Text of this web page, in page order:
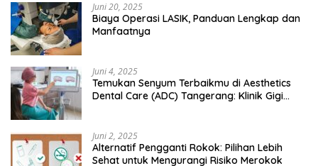
Juni 20, 2025
Biaya Operasi LASIK, Panduan Lengkap dan
Manfaatnya
Juni 4, 2025
Temukan Senyum Terbaikmu di Aesthetics
Dental Care (ADC) Tangerang: Klinik Gigi
Juni 2, 2025
Alternatif Pengganti Rokok: Pilihan Lebih
Sehat untuk Mengurangi Risiko Merokok